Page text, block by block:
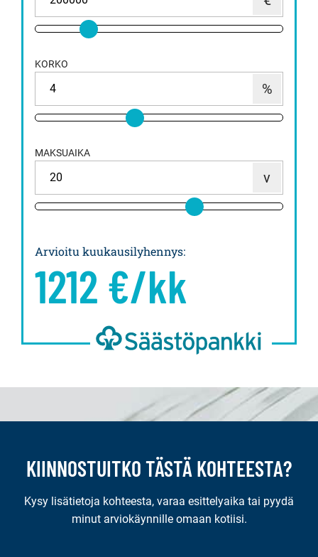
KORKO
MAKSUAIKA
Arvioitu kuukausilyhennys:
1212 €/kk
KIINNOSTUITKO TÄSTÄ KOHTEESTA?
Kysy lisätietoja kohteesta, varaa esittelyaika tai pyydä
minut arviokäynnille omaan kotiisi.